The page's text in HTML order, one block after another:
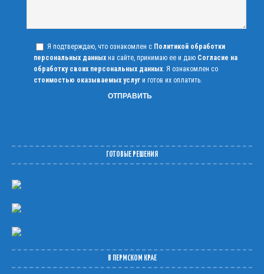
Я подтверждаю, что ознакомлен с Политикой обработки
персональных данных на сайте, принимаю ее и даю Согласие на
обработку своих персональных данных. Я ознакомлен со
стоимостью оказываемых услуг и готов их оплатить.
ГОТОВЫЕ РЕШЕНИЯ
В ПЕРМСКОМ КРАЕ